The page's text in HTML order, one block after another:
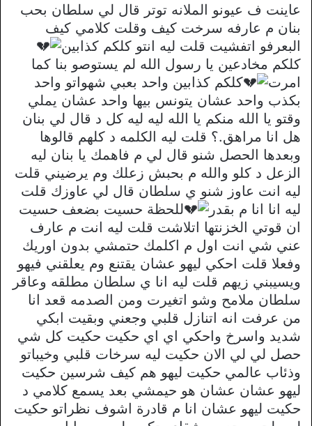
عاينت ف عيونو الملانه توتر قال لي سلطان بحب
بنان م عارفه سرخت كيف وقلت كلامي كيف
البعرفو اتفشيت قلت ليه انتو كلكم كذابين
كلكم مخادعين يا رسول الله لم يستوصو بنا كما
امرت
كلكم كذابين واحد بعبي شهواتو واحد
بكذب واحد عشان يتونس بيها واحد عشان يملي
وقتو يا الله منكم يا الله ليه ليه كل د قال لي بنان
هل انا مراهق.؟ قلت ليه الكلمه د كلهم قالوها
وبعدها الحصل شنو قال لي م فاهمك يا بنان ليه
الزعل د كلو والله م بحبش زعلك وم يرضيني قلت
ليه انت عاوز شنو ي سلطان قال لي عاوزك قلت
ليه انا انا م بقدر
للحظة حسيت بضعف حسيت
ان قوتي الخزنتها اتلاشت قلت ليه انت م عارف
عني شي انت اول م اكلمك حتمشي بدون اوريك
وفعلا قلت احكي ليهو عشان يقتنع وم يعلقني فيهو
ويسيبني زيهم قلت ليه انا ي سلطان مطلقه وعاقر
سلطان ملامح وشو اتغيرت ومن الصدمه قعد انا
من عرفت انه اتنازل قلبي وجعني وبقيت ابكي
شديد واسرخ واحكي اي اي حكيت حكيت كل شي
حصل لي لي الان حكيت ليه سرخات قلبي وخيباتو
وذئاب عالمي حكيت ليهو هم كيف شرسين حكيت
ليهو عشان عشان هو حيمشي بعد يسمع كلامي د
حكيت ليهو عشان انا م قادرة اشوف نظراتو حكيت